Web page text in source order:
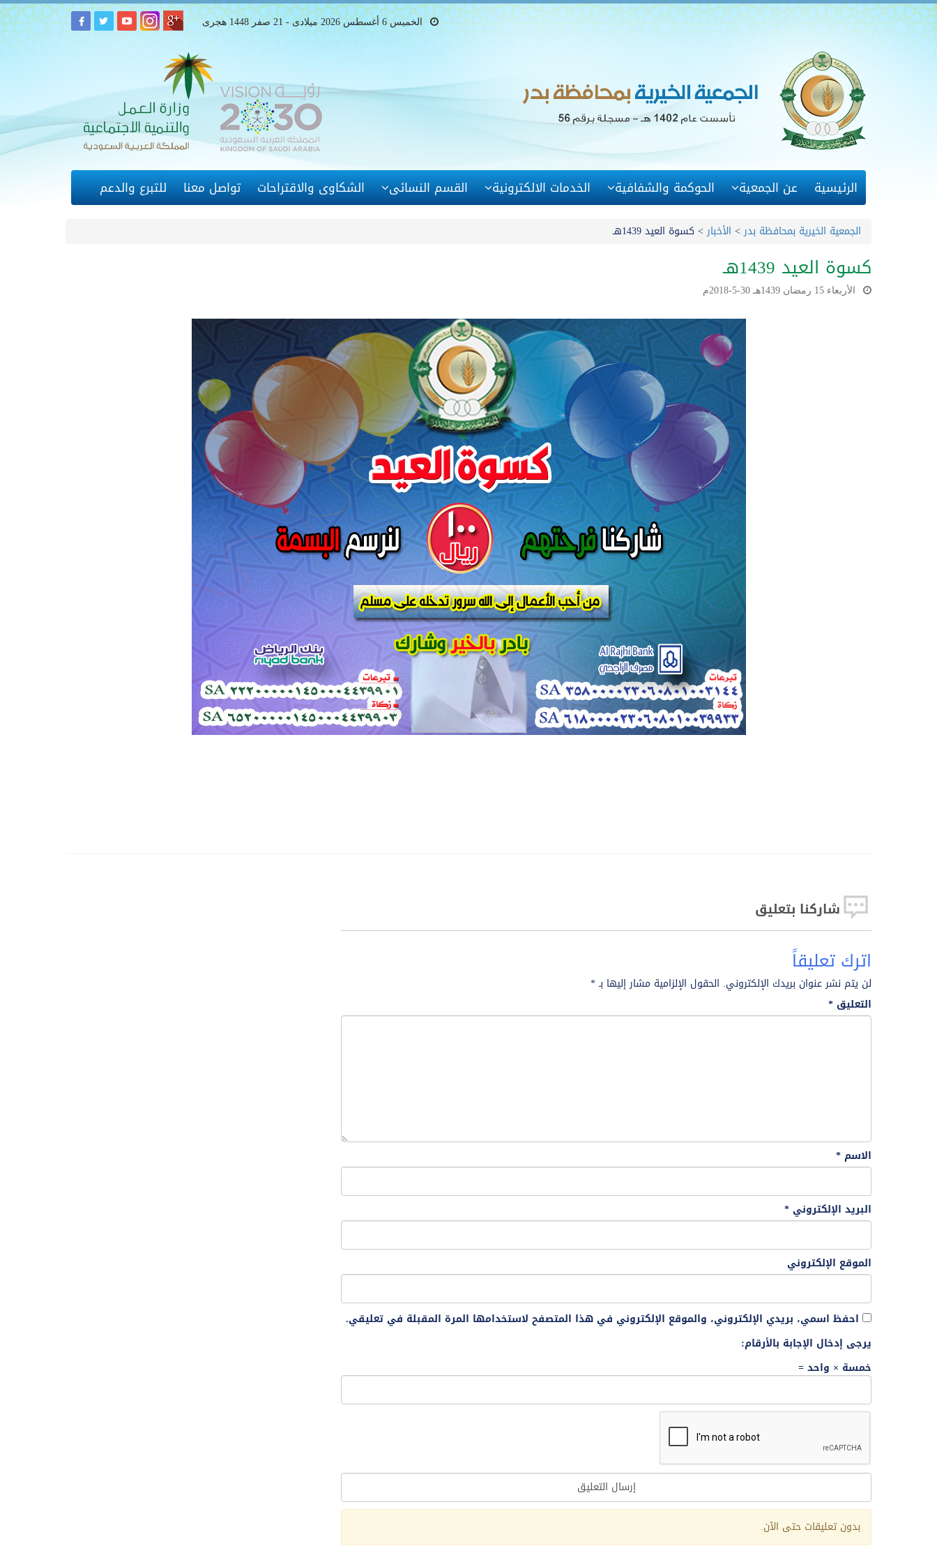
الخميس 6 أغسطس 2026 ميلادى - 21 صفر 1448 هجرى
الرئيسية عن الجمعية الحوكمة والشفافية الخدمات الالكترونية القسم النسائى الشكاوى والاقتراحات تواصل معنا للتبرع والدعم
الجمعية الخيرية بمحافظة بدر> الأخبار> كسوة العيد 1439هـ
كسوة العيد 1439هـ
الأربعاء 15 رمضان 1439هـ 30-5-2018م
شاركنا بتعليق
اترك تعليقاً
لن يتم نشر عنوان بريدك الإلكتروني. الحقول الإلزامية مشار إليها بـ*
التعليق *
الاسم *
البريد الإلكتروني *
الموقع الإلكتروني
احفظ اسمي، بريدي الإلكتروني، والموقع الإلكتروني في هذا المتصفح لاستخدامها المرة المقبلة في تعليقي.
يرجى إدخال الإجابة بالأرقام:
خمسة × واحد =
Alternative:
بدون تعليقات حتى الآن.